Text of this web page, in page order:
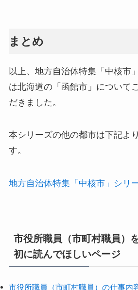
まとめ
以上、地方自治体特集「中核市
は北海道の「函館市」について
だきました。
本シリーズの他の都市は下記よ
す。
地方自治体特集「中核市」シ
市役所職員（市町村職員）
初に読んでほしいページ
市役所職員（市町村職員）の仕事内